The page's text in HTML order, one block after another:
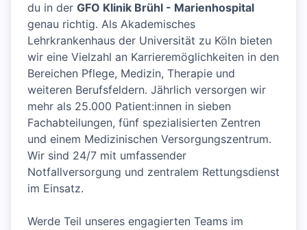
du in der GFO Klinik Brühl - Marienhospital
genau richtig. Als Akademisches
Lehrkrankenhaus der Universität zu Köln bieten
wir eine Vielzahl an Karrieremöglichkeiten in den
Bereichen Pflege, Medizin, Therapie und
weiteren Berufsfeldern. Jährlich versorgen wir
mehr als 25.000 Patient:innen in sieben
Fachabteilungen, fünf spezialisierten Zentren
und einem Medizinischen Versorgungszentrum.
Wir sind 24/7 mit umfassender
Notfallversorgung und zentralem Rettungsdienst
im Einsatz.
Werde Teil unseres engagierten Teams im